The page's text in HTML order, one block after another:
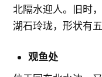
北隔水迎人。旧时
湖石玲珑，形状有
观鱼处